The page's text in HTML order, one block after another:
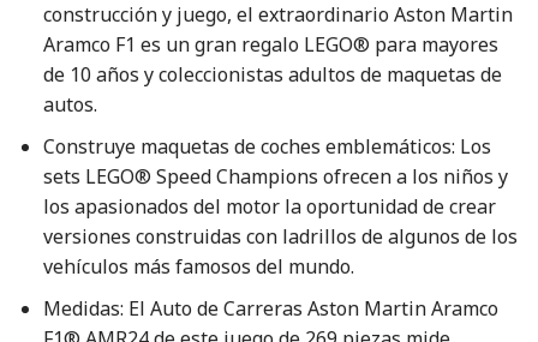
construcción y juego, el extraordinario Aston Martin
Aramco F1 es un gran regalo LEGO® para mayores
de 10 años y coleccionistas adultos de maquetas de
autos.
Construye maquetas de coches emblemáticos: Los
sets LEGO® Speed Champions ofrecen a los niños y
los apasionados del motor la oportunidad de crear
versiones construidas con ladrillos de algunos de los
vehículos más famosos del mundo.
Medidas: El Auto de Carreras Aston Martin Aramco